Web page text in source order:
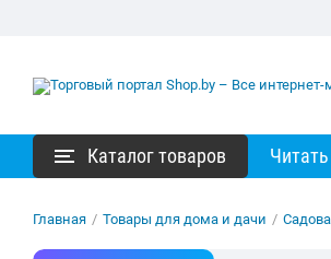
Каталог товаров
Главная / Товары для дома и дачи /